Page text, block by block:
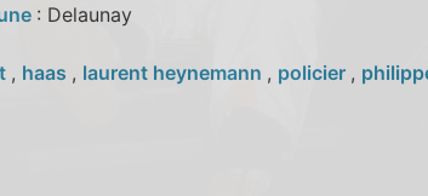
: Delaunay
, haas , laurent heynemann , policier ,